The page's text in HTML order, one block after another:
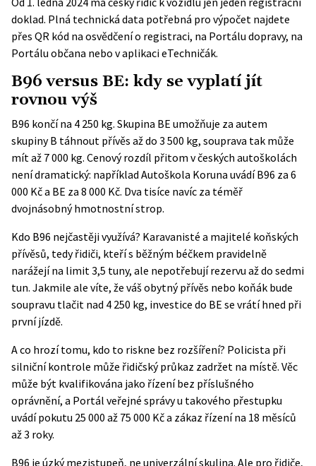
doklad. Plná technická data potřebná pro výpočet najdete
přes QR kód na osvědčení o registraci, na Portálu dopravy, na
Portálu občana nebo v aplikaci eTechničák.
B96 versus BE: kdy se vyplatí jít
rovnou výš
B96 končí na 4 250 kg. Skupina BE umožňuje za autem
skupiny B táhnout přívěs až do 3 500 kg, souprava tak může
mít až 7 000 kg. Cenový rozdíl přitom v českých autoškolách
není dramatický: například Autoškola Koruna uvádí B96 za 6
000 Kč a BE za 8 000 Kč. Dva tisíce navíc za téměř
dvojnásobný hmotnostní strop.
Kdo B96 nejčastěji využívá? Karavanisté a majitelé koňských
přívěsů, tedy řidiči, kteří s běžným béčkem pravidelně
narážejí na limit 3,5 tuny, ale nepotřebují rezervu až do sedmi
tun. Jakmile ale víte, že váš obytný přívěs nebo koňák bude
soupravu tlačit nad 4 250 kg, investice do BE se vrátí hned při
první jízdě.
A co hrozí tomu, kdo to riskne bez rozšíření? Policista při
silniční kontrole může řidičský průkaz zadržet na místě. Věc
může být kvalifikována jako řízení bez příslušného
oprávnění, a Portál veřejné správyu takového přestupku
uvádí pokutu 25 000 až 75 000 Kč a zákaz řízení na 18 měsíců
až 3 roky.
B96 je úzký mezistupeň, ne univerzální skulina. Ale pro řidiče,